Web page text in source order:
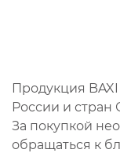
Продукция
России и стран
За покупкой
обращаться к